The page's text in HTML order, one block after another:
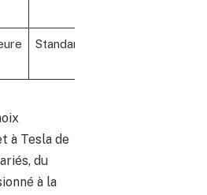
Standard
à Tesla de
du
à la